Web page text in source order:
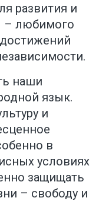
развития и
– любимого
наши
язык.
и
в
условиях
защищать
– свободу и